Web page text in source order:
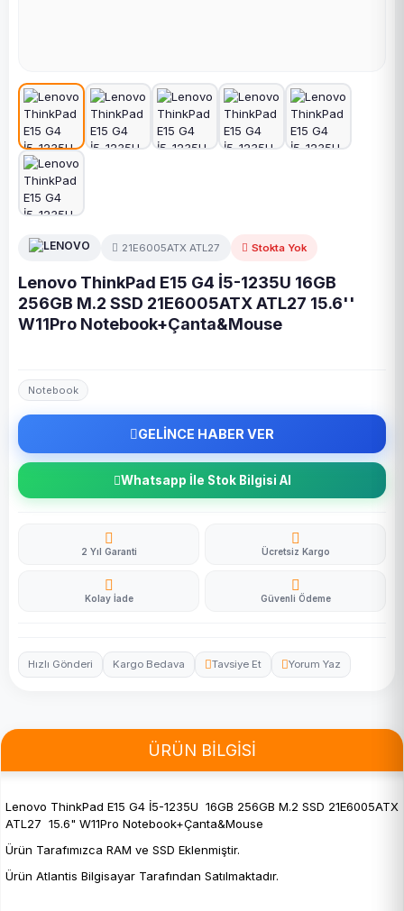
21E6005ATX ATL27 Stokta Yok
Lenovo ThinkPad E15 G4 İ5-1235U 16GB
256GB M.2 SSD 21E6005ATX ATL27 15.6''
W11Pro Notebook+Çanta&Mouse
Notebook
GELİNCE HABER VER
Whatsapp İle Stok Bilgisi Al
2 Yıl Garanti Ücretsiz Kargo
Kolay İade Güvenli Ödeme
Hızlı Gönderi Kargo Bedava Tavsiye Et Yorum Yaz
ÜRÜN BİLGİSİ
Lenovo ThinkPad E15 G4 İ5-1235U 16GB 256GB M.2 SSD 21E6005ATX
ATL27 15.6" W11Pro Notebook+Çanta&Mouse
Ürün Tarafımızca RAM ve SSD Eklenmiştir.
Ürün Atlantis Bilgisayar Tarafından Satılmaktadır.